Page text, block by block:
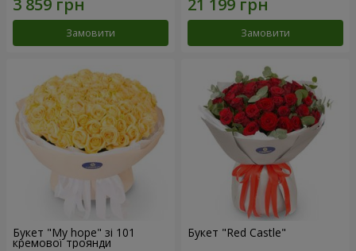
Замовити Замовити
Букет "My hope" зі 101
кремової троянди
Букет "Red Castle"